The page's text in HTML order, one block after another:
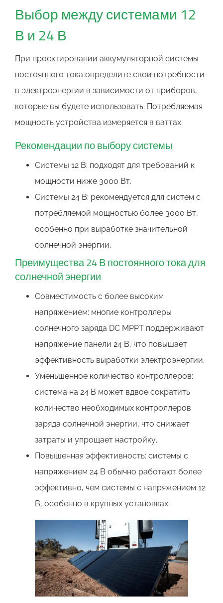
Выбор между системами 12
В и 24 В
При проектировании аккумуляторной системы
постоянного тока определите свои потребности
в электроэнергии в зависимости от приборов,
которые вы будете использовать. Потребляемая
мощность устройства измеряется в ваттах.
Рекомендации по выбору системы
Системы 12 В: подходят для требований к
мощности ниже 3000 Вт.
Системы 24 В: рекомендуется для систем с
потребляемой мощностью более 3000 Вт,
особенно при выработке значительной
солнечной энергии.
Преимущества 24 В постоянного тока для
солнечной энергии
Совместимость с более высоким
напряжением: многие контроллеры
солнечного заряда DC MPPT поддерживают
напряжение панели 24 В, что повышает
эффективность выработки электроэнергии.
Уменьшенное количество контроллеров:
система на 24 В может вдвое сократить
количество необходимых контроллеров
заряда солнечной энергии, что снижает
затраты и упрощает настройку.
Повышенная эффективность: системы с
напряжением 24 В обычно работают более
эффективно, чем системы с напряжением 12
В, особенно в крупных установках.